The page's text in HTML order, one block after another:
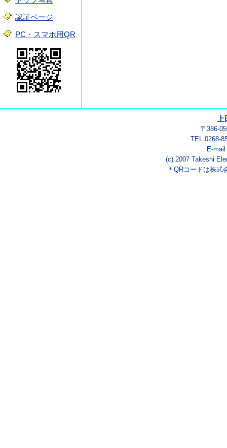
認証ページ
PC・スマホ用QR
〒386-
TEL 0268-
E-mail
(c) 2007 Takeshi
＊QRコードは株式